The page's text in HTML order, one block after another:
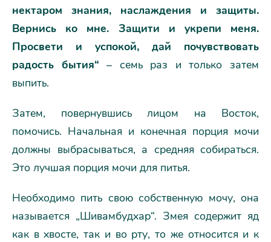
нектаром знания, наслаждения и защиты.
Вернись ко мне. Защити и укрепи меня.
Просвети и успокой, дай почувствовать
радость бытия“– семь раз и только затем
выпить.
Затем, повернувшись лицом на Восток,
помочись. Начальная и конечная порция мочи
должны выбрасываться, а средняя собираться.
Это лучшая порция мочи для питья.
Необходимо пить свою собственную мочу, она
называется „Шивамбудхар“. Змея содержит яд
как в хвосте, так и во рту, то же относится и к